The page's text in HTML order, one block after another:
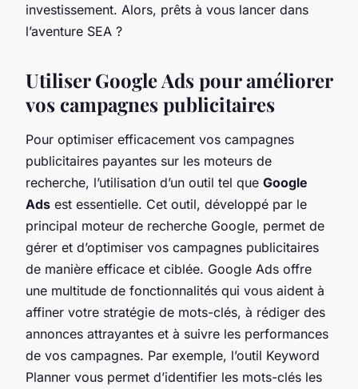
investissement. Alors, prêts à vous lancer dans
l’aventure SEA ?
Utiliser Google Ads pour améliorer
vos campagnes publicitaires
Pour optimiser efficacement vos campagnes
publicitaires payantes sur les moteurs de
recherche, l’utilisation d’un outil tel que Google
Ads est essentielle. Cet outil, développé par le
principal moteur de recherche Google, permet de
gérer et d’optimiser vos campagnes publicitaires
de manière efficace et ciblée. Google Ads offre
une multitude de fonctionnalités qui vous aident à
affiner votre stratégie de mots-clés, à rédiger des
annonces attrayantes et à suivre les performances
de vos campagnes. Par exemple, l’outil Keyword
Planner vous permet d’identifier les mots-clés les